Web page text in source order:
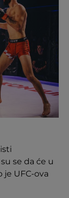
se da će u
UFC-ova